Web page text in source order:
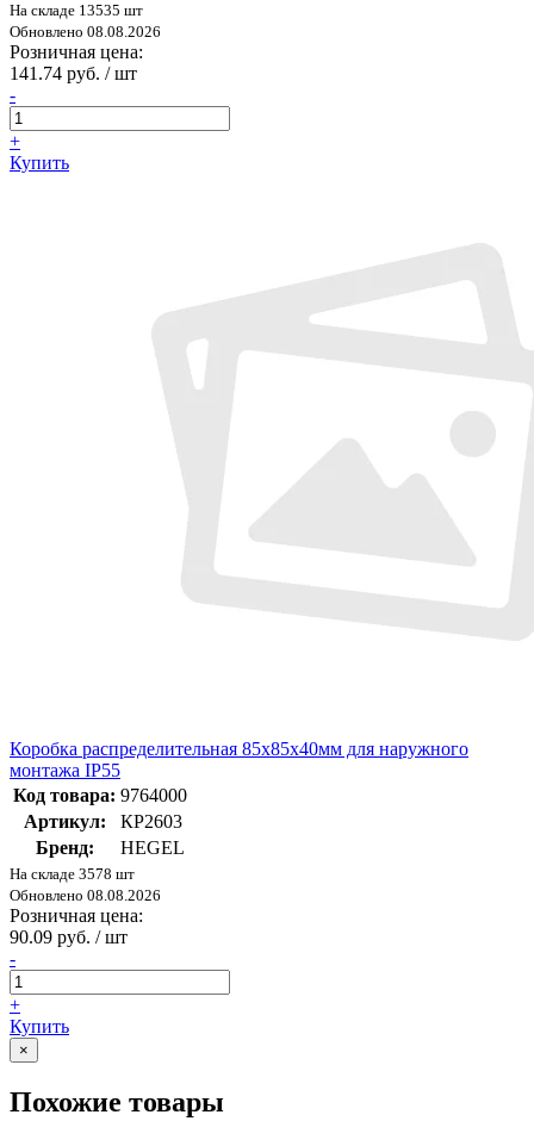
На складе 13535 шт
Обновлено 08.08.2026
Розничная цена:
141.74 руб. / шт
-
+
Купить
Коробка распределительная 85х85х40мм для наружного
монтажа IP55
Код товара: 9764000
Артикул:
КР2603
Бренд:
HEGEL
На складе 3578 шт
Обновлено 08.08.2026
Розничная цена:
90.09 руб. / шт
-
+
Купить
×
Похожие товары